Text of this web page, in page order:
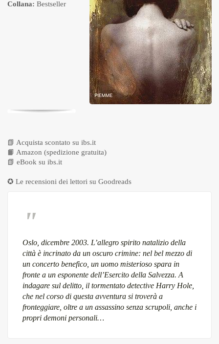
Collana: Bestseller
📗 Acquista scontato su ibs.it
📙 Amazon (spedizione gratuita)
📗 eBook su ibs.it
✪ Le recensioni dei lettori su Goodreads
Oslo, dicembre 2003. L’allegro spirito natalizio della
città è incrinato da un oscuro crimine: nel bel mezzo di
un concerto benefico, un uomo misterioso spara in
fronte a un esponente dell’Esercito della Salvezza. A
indagare sul delitto, il tormentato detective Harry Hole,
che nel corso di questa avventura si troverà a
fronteggiare, oltre a un assassino senza scrupoli, anche i
propri demoni personali…